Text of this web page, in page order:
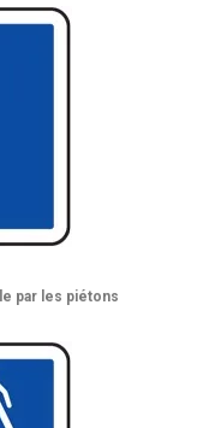
par les piétons